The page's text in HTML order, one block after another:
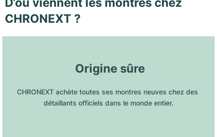
CHRONEXT ?
Origine sûre
CHRONEXT achète toutes ses montres neuves chez des
détaillants officiels dans le monde entier.